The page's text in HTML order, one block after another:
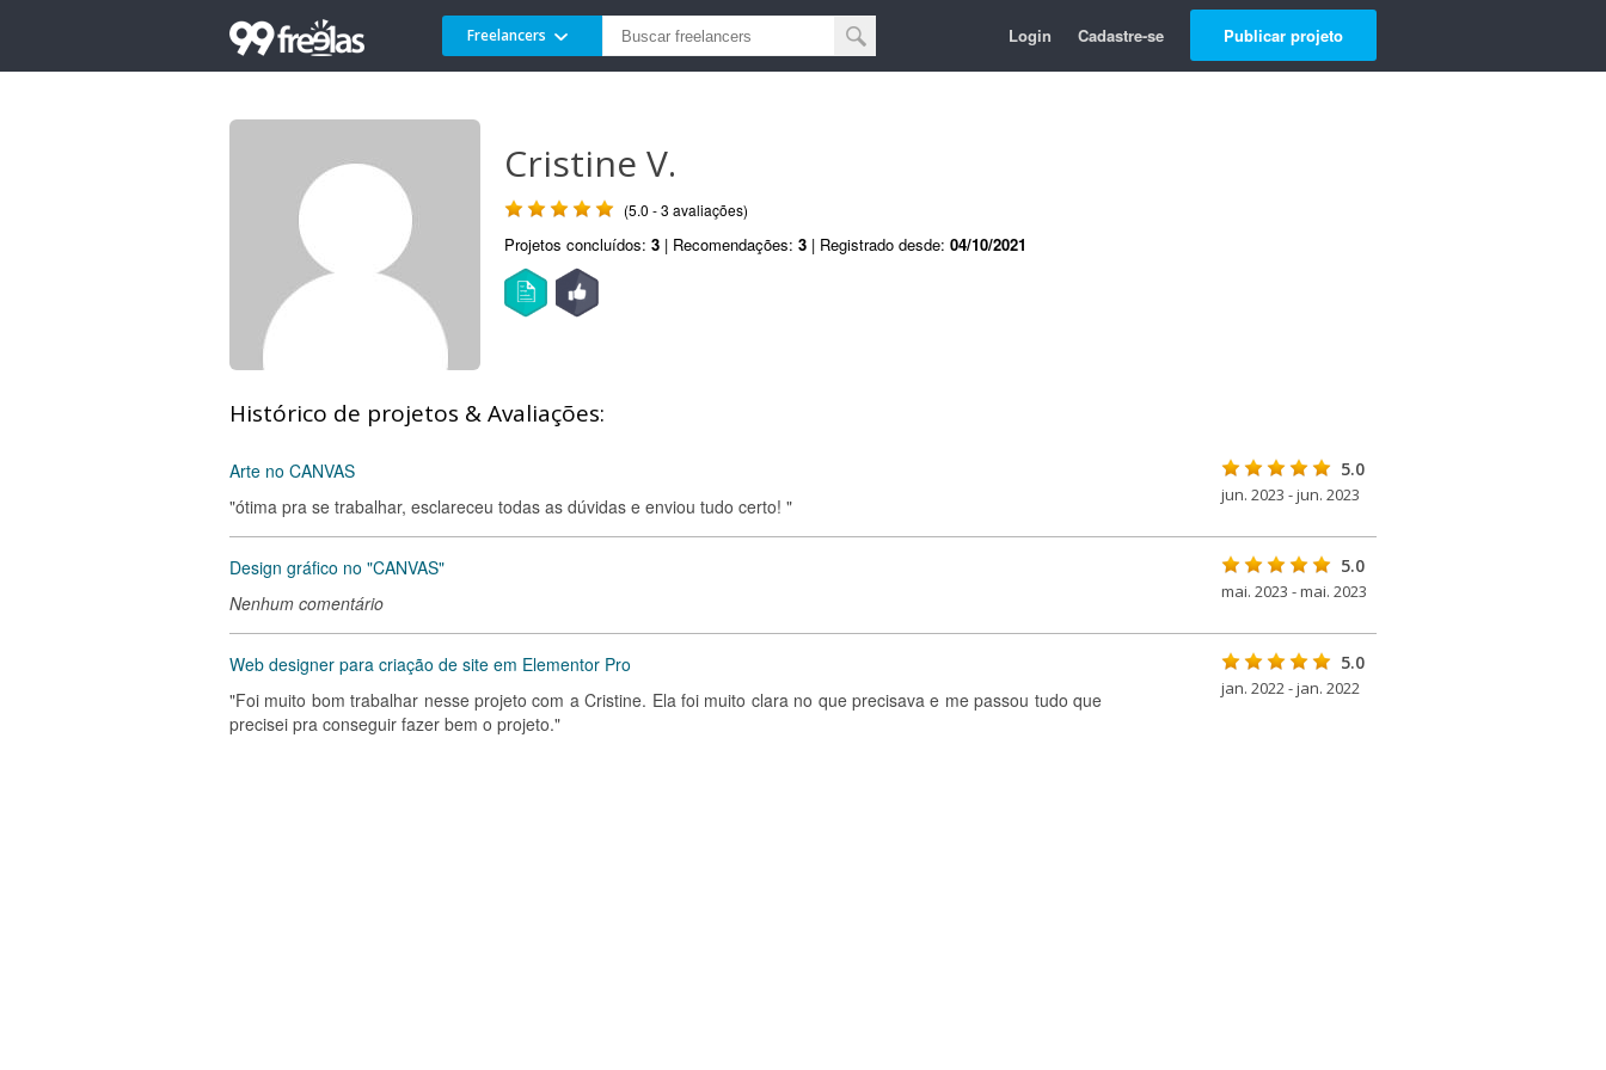
Freelancers Login Cadastre-se Publicar projeto
Cristine V.
(5.0 - 3 avaliações)
Projetos concluídos: 3 | Recomendações: 3 | Registrado desde: 04/10/2021
Histórico de projetos & Avaliações:
Arte no CANVAS
"ótima pra se trabalhar, esclareceu todas as dúvidas e enviou tudo certo! "
5.0
jun. 2023 - jun. 2023
Design gráfico no "CANVAS"
Nenhum comentário
5.0
mai. 2023 - mai. 2023
Web designer para criação de site em Elementor Pro
"Foi muito bom trabalhar nesse projeto com a Cristine. Ela foi muito clara no que precisava e me passou tudo que
precisei pra conseguir fazer bem o projeto."
5.0
jan. 2022 - jan. 2022